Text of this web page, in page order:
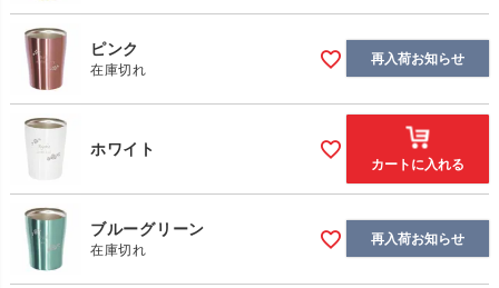
ピンク
在庫切れ
再入荷お知らせ
ホワイト
カートに入れる
ブルーグリーン
在庫切れ
再入荷お知らせ